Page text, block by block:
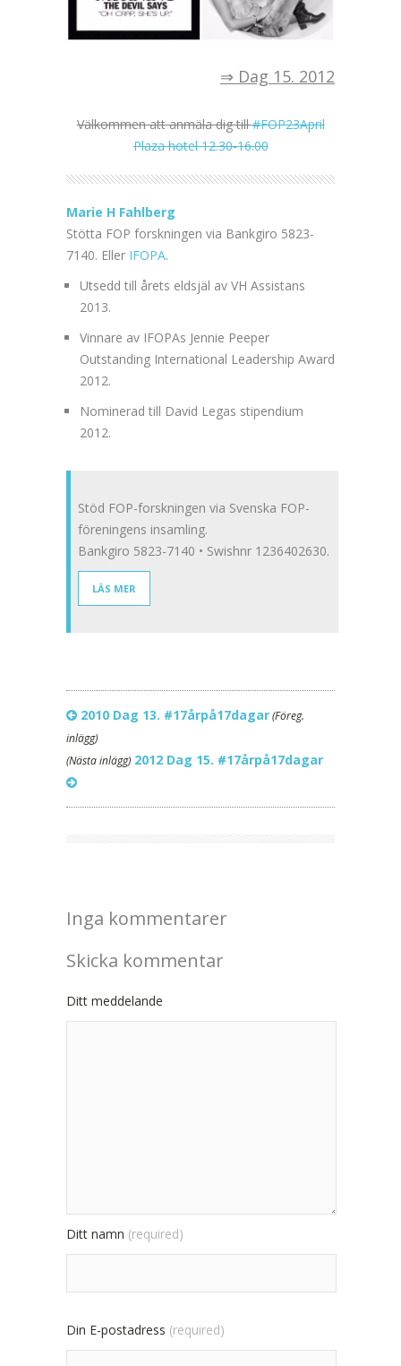
⇒ Dag 15. 2012
Välkommen att anmäla dig till#FOP23April
Plaza hotel 12.30-16.00
Marie H Fahlberg
Stötta FOP forskningen via Bankgiro 5823-
7140. Eller IFOPA.
Utsedd till årets eldsjäl av VH Assistans
2013.
Vinnare av IFOPAs Jennie Peeper
Outstanding International Leadership Award
2012.
Nominerad till David Legas stipendium
2012.
Stöd FOP-forskningen via Svenska FOP-
föreningens insamling.
Bankgiro 5823-7140 • Swishnr 1236402630.
LÄS MER
2010 Dag 13. #17årpå17dagar(Föreg.
inlägg)
(Nästa inlägg) 2012 Dag 15. #17årpå17dagar
Inga kommentarer
Skicka kommentar
Ditt meddelande
Ditt namn (required)
Din E-postadress (required)